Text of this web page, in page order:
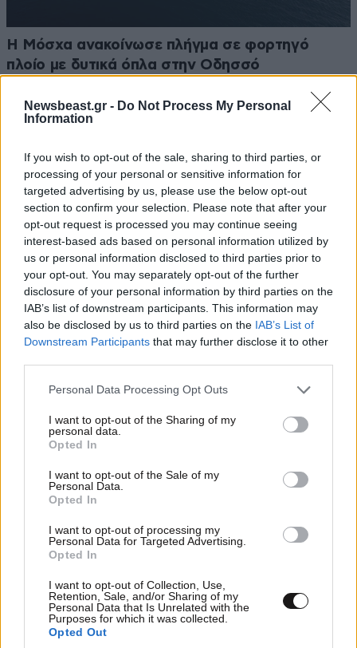
Newsbeast.gr - Do Not Process My Personal
Information
If you wish to opt-out of the sale, sharing to third parties, or
processing of your personal or sensitive information for
targeted advertising by us, please use the below opt-out
section to confirm your selection. Please note that after your
opt-out request is processed you may continue seeing
interest-based ads based on personal information utilized by
us or personal information disclosed to third parties prior to
your opt-out. You may separately opt-out of the further
disclosure of your personal information by third parties on the
IAB’s list of downstream participants. This information may
also be disclosed by us to third parties on the IAB’s List of
Downstream Participants that may further disclose it to other
Please note that this website/app uses one or more Google
not limited to your visit or usage behaviour. You may click to
grant or deny consent to Google and its third-party tags to
use your data for below specified purposes in below Google
consent section.
Personal Data Processing Opt Outs
I want to opt-out of the Sharing of my
personal data.
Opted In
I want to opt-out of the Sale of my
Personal Data.
Opted In
I want to opt-out of processing my
Personal Data for Targeted Advertising.
Opted In
I want to opt-out of Collection, Use,
Retention, Sale, and/or Sharing of my
Personal Data that Is Unrelated with the
Purposes for which it was collected.
Opted Out
Η Μόσχα ανακοίνωσε πλήγμα σε φορτηγό
πλοίο με δυτικά όπλα στην Οδησσό
Γιατί η Σαουδική Αραβία στρέφεται ξανά στη
στρατιωτική ισχύ – Οι εξηγήσεις του Ριάντ για
Ακολουθήστε το NEWSBEASTστο
Google News
και μάθετε πρώτοι όλες τις ειδήσεις